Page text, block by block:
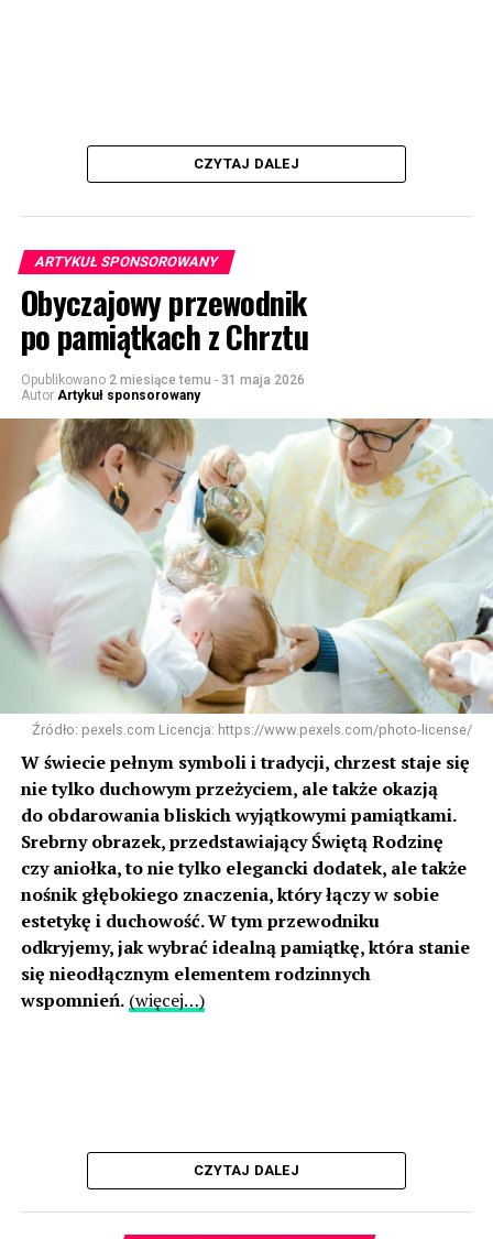
CZYTAJ DALEJ
ARTYKUŁ SPONSOROWANY
Obyczajowy przewodnik
po pamiątkach z Chrztu
Opublikowano 2 miesiące temu - 31 maja 2026
Autor Artykuł sponsorowany
Źródło: pexels.com Licencja: https://www.pexels.com/photo-license/
W świecie pełnym symboli i tradycji, chrzest staje się
nie tylko duchowym przeżyciem, ale także okazją
do obdarowania bliskich wyjątkowymi pamiątkami.
Srebrny obrazek, przedstawiający Świętą Rodzinę
czy aniołka, to nie tylko elegancki dodatek, ale także
nośnik głębokiego znaczenia, który łączy w sobie
estetykę i duchowość. W tym przewodniku
odkryjemy, jak wybrać idealną pamiątkę, która stanie
się nieodłącznym elementem rodzinnych
wspomnień. (więcej…)
CZYTAJ DALEJ